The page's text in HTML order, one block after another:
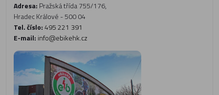
Adresa: Pražská třída 755/176,
Hradec Králové - 500 04
Tel. číslo:495 221 391
E-mail: info@ebikehk.cz